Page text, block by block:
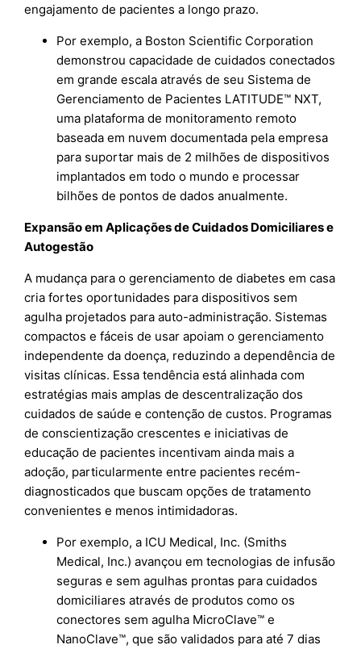
engajamento de pacientes a longo prazo.
Por exemplo, a Boston Scientific Corporation
demonstrou capacidade de cuidados conectados
em grande escala através de seu Sistema de
Gerenciamento de Pacientes LATITUDE™ NXT,
uma plataforma de monitoramento remoto
baseada em nuvem documentada pela empresa
para suportar mais de 2 milhões de dispositivos
implantados em todo o mundo e processar
bilhões de pontos de dados anualmente.
Expansão em Aplicações de Cuidados Domiciliares e
Autogestão
A mudança para o gerenciamento de diabetes em casa
cria fortes oportunidades para dispositivos sem
agulha projetados para auto-administração. Sistemas
compactos e fáceis de usar apoiam o gerenciamento
independente da doença, reduzindo a dependência de
visitas clínicas. Essa tendência está alinhada com
estratégias mais amplas de descentralização dos
cuidados de saúde e contenção de custos. Programas
de conscientização crescentes e iniciativas de
educação de pacientes incentivam ainda mais a
adoção, particularmente entre pacientes recém-
diagnosticados que buscam opções de tratamento
convenientes e menos intimidadoras.
Por exemplo, a ICU Medical, Inc. (Smiths
Medical, Inc.) avançou em tecnologias de infusão
seguras e sem agulhas prontas para cuidados
domiciliares através de produtos como os
conectores sem agulha MicroClave™ e
NanoClave™, que são validados para até 7 dias